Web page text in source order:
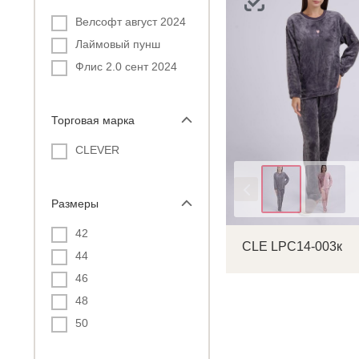
Велсофт август 2024
Лаймовый пунш
Флис 2.0 сент 2024
Торговая марка
CLEVER
Размеры
42
44
46
48
50
CLE LPC14-003к